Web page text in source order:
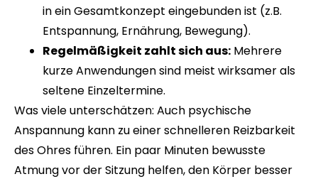
in ein Gesamtkonzept eingebunden ist (z.B.
Entspannung, Ernährung, Bewegung).
Regelmäßigkeit zahlt sich aus: Mehrere
kurze Anwendungen sind meist wirksamer als
seltene Einzeltermine.
Was viele unterschätzen: Auch psychische
Anspannung kann zu einer schnelleren Reizbarkeit
des Ohres führen. Ein paar Minuten bewusste
Atmung vor der Sitzung helfen, den Körper besser